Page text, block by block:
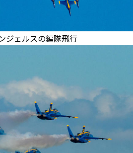
ジェルスの編隊飛行